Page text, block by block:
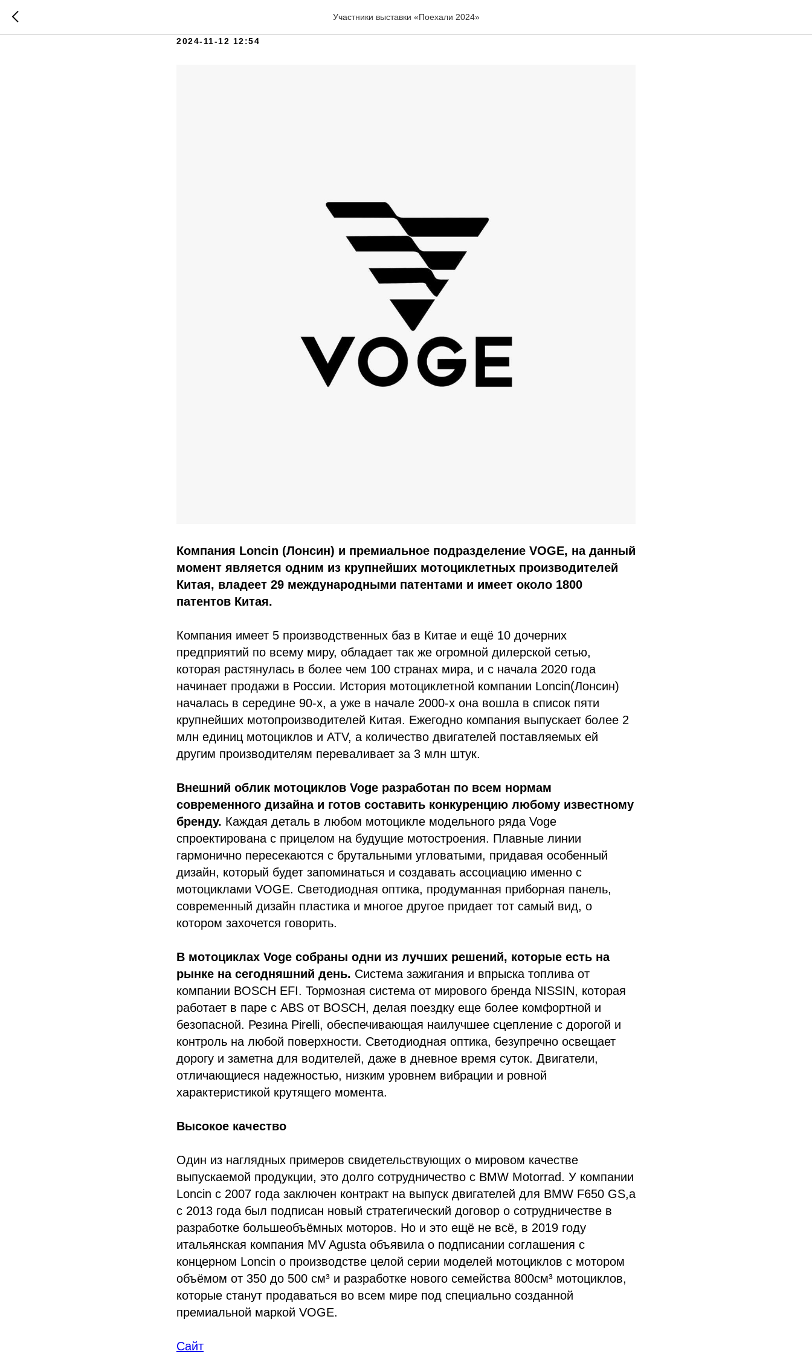
Участники выставки «Поехали 2024»
2024-11-12 12:54
Компания Loncin (Лонсин) и премиальное подразделение VOGE, на данный
момент является одним из крупнейших мотоциклетных производителей
Китая, владеет 29 международными патентами и имеет около 1800
патентов Китая.
Компания имеет 5 производственных баз в Китае и ещё 10 дочерних
предприятий по всему миру, обладает так же огромной дилерской сетью,
которая растянулась в более чем 100 странах мира, и с начала 2020 года
начинает продажи в России. История мотоциклетной компании Loncin(Лонсин)
началась в середине 90-х, а уже в начале 2000-х она вошла в список пяти
крупнейших мотопроизводителей Китая. Ежегодно компания выпускает более 2
млн единиц мотоциклов и ATV, а количество двигателей поставляемых ей
другим производителям переваливает за 3 млн штук.
Внешний облик мотоциклов Voge разработан по всем нормам
современного дизайна и готов составить конкуренцию любому известному
бренду. Каждая деталь в любом мотоцикле модельного ряда Voge
спроектирована с прицелом на будущие мотостроения. Плавные линии
гармонично пересекаются с брутальными угловатыми, придавая особенный
дизайн, который будет запоминаться и создавать ассоциацию именно с
мотоциклами VOGE. Светодиодная оптика, продуманная приборная панель,
современный дизайн пластика и многое другое придает тот самый вид, о
котором захочется говорить.
В мотоциклах Voge собраны одни из лучших решений, которые есть на
рынке на сегодняшний день. Система зажигания и впрыска топлива от
компании BOSСH EFI. Тормозная система от мирового бренда NISSIN, которая
работает в паре с ABS от BOSCH, делая поездку еще более комфортной и
безопасной. Резина Pirelli, обеспечивающая наилучшее сцепление с дорогой и
контроль на любой поверхности. Светодиодная оптика, безупречно освещает
дорогу и заметна для водителей, даже в дневное время суток. Двигатели,
отличающиеся надежностью, низким уровнем вибрации и ровной
характеристикой крутящего момента.
Высокое качество
Один из наглядных примеров свидетельствующих о мировом качестве
выпускаемой продукции, это долго сотрудничество с BMW Motorrad. У компании
Loncin с 2007 года заключен контракт на выпуск двигателей для BMW F650 GS,а
с 2013 года был подписан новый стратегический договор о сотрудничестве в
разработке большеобъёмных моторов. Но и это ещё не всё, в 2019 году
итальянская компания MV Agusta объявила о подписании соглашения с
концерном Loncin о производстве целой серии моделей мотоциклов с мотором
объёмом от 350 до 500 см³ и разработке нового семейства 800см³ мотоциклов,
которые станут продаваться во всем мире под специально созданной
премиальной маркой VOGE.
Сайт